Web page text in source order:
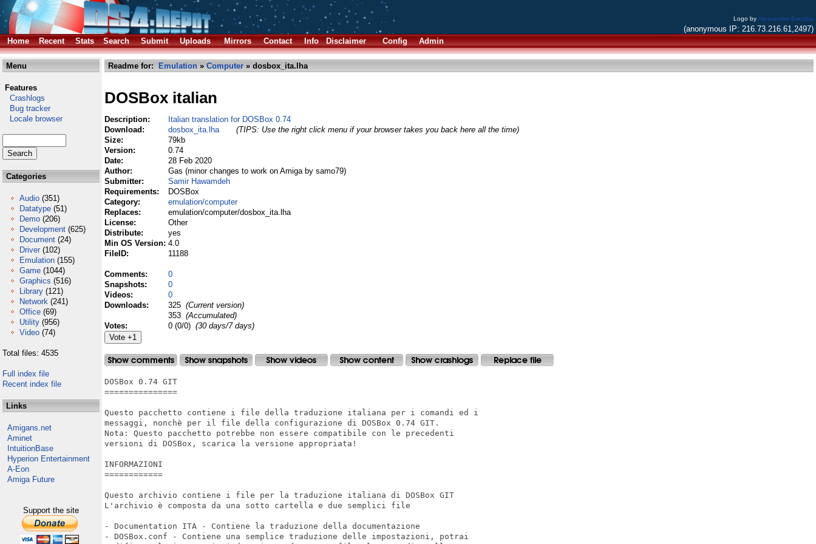
Logo byAlessandro Bacchia
(anonymous IP: 216.73.216.61,2497)
Home
Recent Stats Search Submit Uploads Mirrors Contact Info Disclaimer Config Admin
Menu
Features
Crashlogs
Bug tracker
Locale browser
Categories
Audio (351)
Datatype (51)
Demo (206)
Development (625)
Document (24)
Driver (102)
Emulation (155)
Game (1044)
Graphics (516)
Library (121)
Network (241)
Office (69)
Utility (956)
Video (74)
Total files: 4535
Full index file
Recent index file
Links
Amigans.net
Aminet
IntuitionBase
Hyperion Entertainment
A-Eon
Amiga Future
Support the site
Readme for: Emulation » Computer » dosbox_ita.lha
DOSBox italian
Description:
Italian translation for DOSBox 0.74
Download:
dosbox_ita.lha
(TIPS: Use the right click menu if your browser takes you back here all the time)
Size:
79kb
Version:
0.74
Date:
28 Feb 2020
Author:
Gas (minor changes to work on Amiga by samo79)
Submitter:
Samir Hawamdeh
Requirements:
DOSBox
Category:
emulation/computer
Replaces:
emulation/computer/dosbox_ita.lha
License:
Other
Distribute:
yes
Min OS Version: 4.0
FileID:
11188
Comments:
0
Snapshots:
0
Videos:
0
Downloads:
325 (Current version)
353 (Accumulated)
Votes:
0 (0/0) (30 days/7 days)
DOSBox 0.74 GIT
===============
Questo pacchetto contiene i file della traduzione italiana per i comandi ed i
messaggi, nonchè per il file della configurazione di DOSBox 0.74 GIT.
Nota: Questo pacchetto potrebbe non essere compatibile con le precedenti
versioni di DOSBox, scarica la versione appropriata!
INFORMAZIONI
============
Questo archivio contiene i file per la traduzione italiana di DOSBox GIT
L'archivio è composta da una sotto cartella e due semplici file
- Documentation ITA - Contiene la traduzione della documentazione
- DOSBox.conf - Contiene una semplice traduzione delle impostazioni, potrai